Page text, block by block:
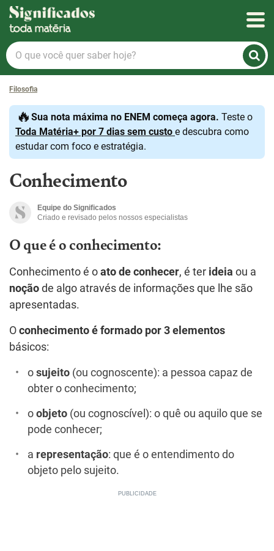
Significados
O
que
você
quer
saber
hoje?
Filosofia
🔥Sua nota máxima no ENEM começa agora. Teste o
Toda Matéria+ por 7 dias sem custo e descubra como
estudar com foco e estratégia.
Conhecimento
Equipe do Significados
Criado e revisado pelos nossos especialistas
O que é o conhecimento:
Conhecimento é o ato de conhecer, é ter ideia ou a
noção de algo através de informações que lhe são
apresentadas.
O conhecimento é formado por 3 elementos
básicos:
o sujeito (ou cognoscente): a pessoa capaz de
obter o conhecimento;
o objeto (ou cognoscível): o quê ou aquilo que se
pode conhecer;
a representação: que é o entendimento do
objeto pelo sujeito.